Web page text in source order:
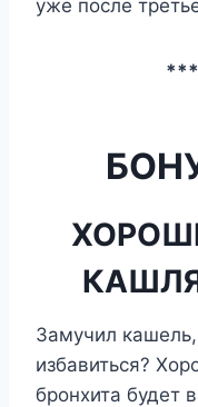
уже после
Замучил
избавиться?
бронхита будет